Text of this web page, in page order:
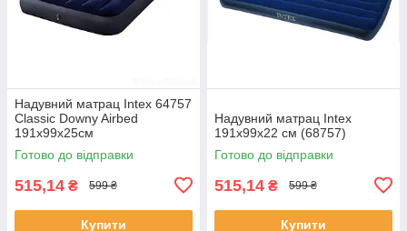
Надувний матрац Intex 64757
Classic Downy Airbed
191х99х25см
Готово до відправки
515,14 ₴ 599 ₴
Купити
Надувний матрац Intex
191х99х22 см (68757)
Готово до відправки
515,14 ₴ 599 ₴
Купити